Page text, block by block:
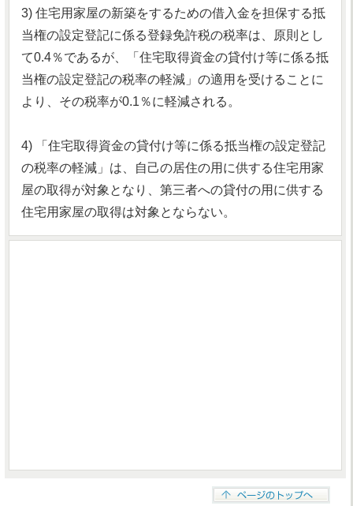
3) 住宅用家屋の新築をするための借入金を担保する抵
当権の設定登記に係る登録免許税の税率は、原則とし
て0.4％であるが、「住宅取得資金の貸付け等に係る抵
当権の設定登記の税率の軽減」の適用を受けることに
より、その税率が0.1％に軽減される。
4) 「住宅取得資金の貸付け等に係る抵当権の設定登記
の税率の軽減」は、自己の居住の用に供する住宅用家
屋の取得が対象となり、第三者への貸付の用に供する
住宅用家屋の取得は対象とならない。